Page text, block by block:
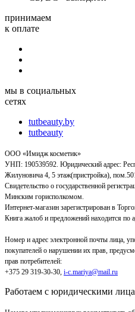
принимаем
к оплате
мы в социальных
сетях
tutbeauty.by
tutbeauty
ООО «Имидж косметик»
УНП: 190539592. Юридический адрес:
Жилуновича 4, 5 этаж(пристройка),
Свидетельство о государственной
Минским горисполкомом.
Интернет-магазин зарегистрирован в
Книга жалоб и предложений находится
Номер и адрес электронной почты лица,
покупателей о нарушении их прав,
прав потребителей:
+375 29 319-30-30, i-c.mariya@mail.ru
Работаем с юридическими